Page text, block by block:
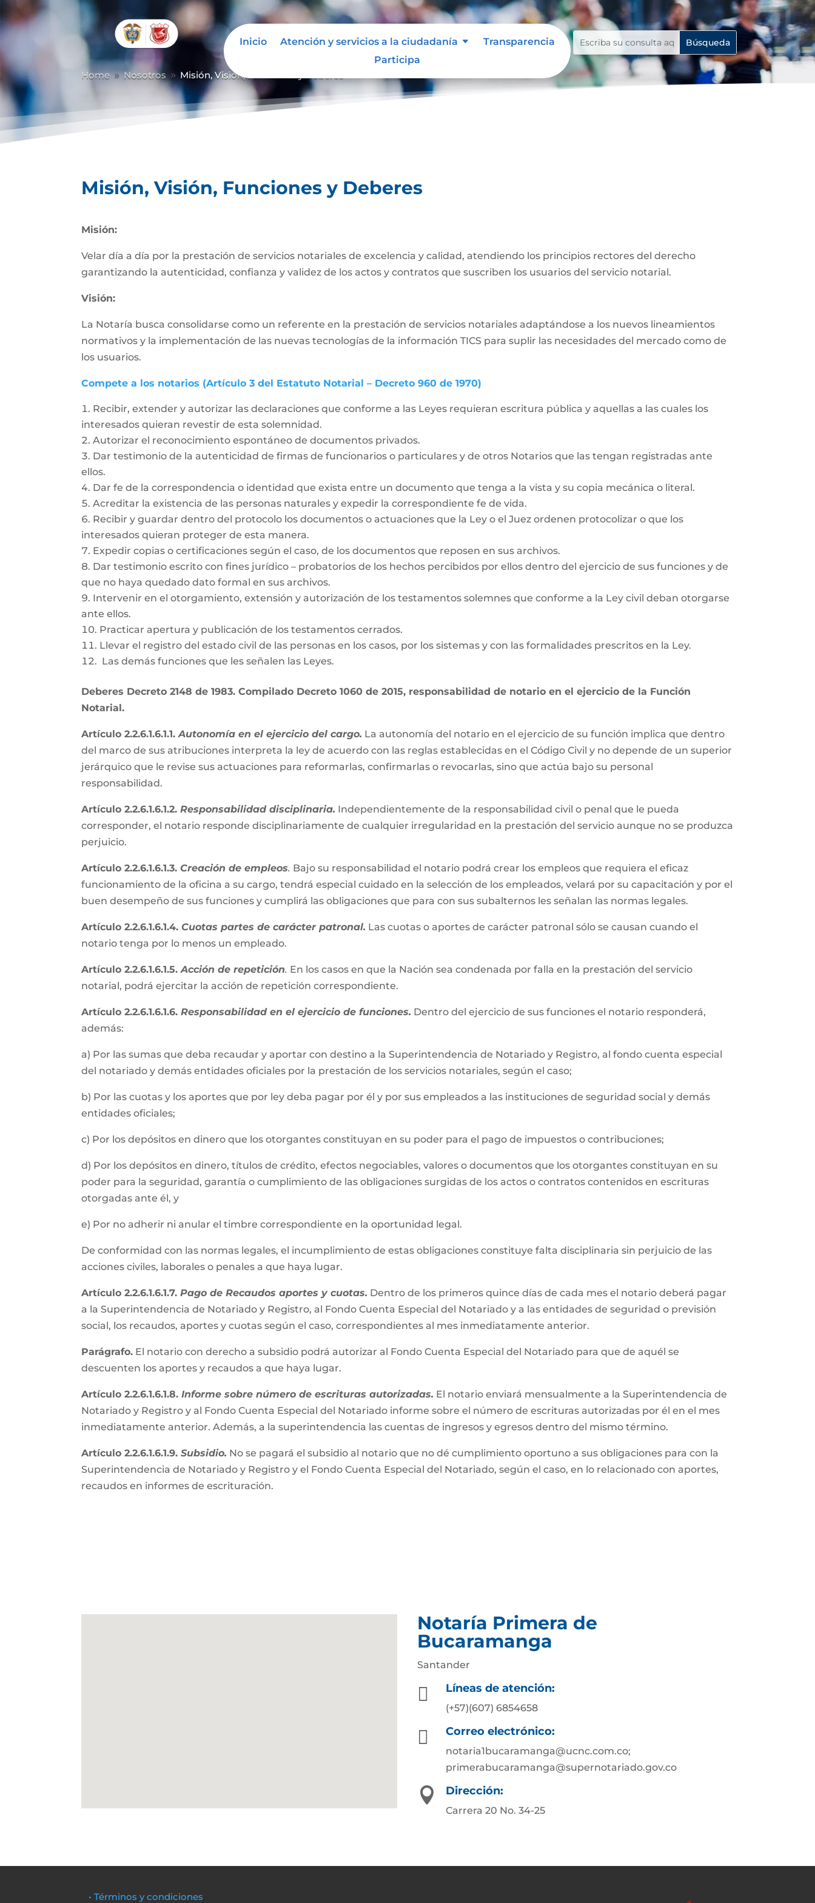
Inicio Atención y servicios a la ciudadanía
Transparencia
Participa
Home 9 Nosotros 9 Misión, Visión, Funciones y Deberes
Misión, Visión, Funciones y Deberes
Misión:
Velar día a día por la prestación de servicios notariales de excelencia y calidad, atendiendo los principios rectores del derecho
garantizando la autenticidad, confianza y validez de los actos y contratos que suscriben los usuarios del servicio notarial.
Visión:
La Notaría busca consolidarse como un referente en la prestación de servicios notariales adaptándose a los nuevos lineamientos
normativos y la implementación de las nuevas tecnologías de la información TICS para suplir las necesidades del mercado como de
los usuarios.
Compete a los notarios (Artículo 3 del Estatuto Notarial – Decreto 960 de 1970)
Recibir, extender y autorizar las declaraciones que conforme a las Leyes requieran escritura pública y aquellas a las cuales los
interesados quieran revestir de esta solemnidad.
Autorizar el reconocimiento espontáneo de documentos privados.
Dar testimonio de la autenticidad de firmas de funcionarios o particulares y de otros Notarios que las tengan registradas ante
ellos.
Dar fe de la correspondencia o identidad que exista entre un documento que tenga a la vista y su copia mecánica o literal.
Acreditar la existencia de las personas naturales y expedir la correspondiente fe de vida.
Recibir y guardar dentro del protocolo los documentos o actuaciones que la Ley o el Juez ordenen protocolizar o que los
interesados quieran proteger de esta manera.
Expedir copias o certificaciones según el caso, de los documentos que reposen en sus archivos.
Dar testimonio escrito con fines jurídico – probatorios de los hechos percibidos por ellos dentro del ejercicio de sus funciones y de
que no haya quedado dato formal en sus archivos.
Intervenir en el otorgamiento, extensión y autorización de los testamentos solemnes que conforme a la Ley civil deban otorgarse
ante ellos.
Practicar apertura y publicación de los testamentos cerrados.
Llevar el registro del estado civil de las personas en los casos, por los sistemas y con las formalidades prescritos en la Ley.
Las demás funciones que les señalen las Leyes.
Deberes Decreto 2148 de 1983. Compilado Decreto 1060 de 2015, responsabilidad de notario en el ejercicio de la Función
Notarial.
Artículo 2.2.6.1.6.1.1.Autonomía en el ejercicio del cargo. La autonomía del notario en el ejercicio de su función implica que dentro
del marco de sus atribuciones interpreta la ley de acuerdo con las reglas establecidas en el Código Civil y no depende de un superior
jerárquico que le revise sus actuaciones para reformarlas, confirmarlas o revocarlas, sino que actúa bajo su personal
responsabilidad.
Artículo 2.2.6.1.6.1.2. Responsabilidad disciplinaria. Independientemente de la responsabilidad civil o penal que le pueda
corresponder, el notario responde disciplinariamente de cualquier irregularidad en la prestación del servicio aunque no se produzca
perjuicio.
Artículo 2.2.6.1.6.1.3.Creación de empleos. Bajo su responsabilidad el notario podrá crear los empleos que requiera el eficaz
funcionamiento de la oficina a su cargo, tendrá especial cuidado en la selección de los empleados, velará por su capacitación y por el
buen desempeño de sus funciones y cumplirá las obligaciones que para con sus subalternos les señalan las normas legales.
Artículo 2.2.6.1.6.1.4.Cuotas partes de carácter patronal. Las cuotas o aportes de carácter patronal sólo se causan cuando el
notario tenga por lo menos un empleado.
Artículo 2.2.6.1.6.1.5.Acción de repetición. En los casos en que la Nación sea condenada por falla en la prestación del servicio
notarial, podrá ejercitar la acción de repetición correspondiente.
Artículo 2.2.6.1.6.1.6.Responsabilidad en el ejercicio de funciones. Dentro del ejercicio de sus funciones el notario responderá,
además:
a) Por las sumas que deba recaudar y aportar con destino a la Superintendencia de Notariado y Registro, al fondo cuenta especial
del notariado y demás entidades oficiales por la prestación de los servicios notariales, según el caso;
b) Por las cuotas y los aportes que por ley deba pagar por él y por sus empleados a las instituciones de seguridad social y demás
entidades oficiales;
c) Por los depósitos en dinero que los otorgantes constituyan en su poder para el pago de impuestos o contribuciones;
d) Por los depósitos en dinero, títulos de crédito, efectos negociables, valores o documentos que los otorgantes constituyan en su
poder para la seguridad, garantía o cumplimiento de las obligaciones surgidas de los actos o contratos contenidos en escrituras
otorgadas ante él, y
e) Por no adherir ni anular el timbre correspondiente en la oportunidad legal.
De conformidad con las normas legales, el incumplimiento de estas obligaciones constituye falta disciplinaria sin perjuicio de las
acciones civiles, laborales o penales a que haya lugar.
Artículo 2.2.6.1.6.1.7.Pago de Recaudos aportes y cuotas. Dentro de los primeros quince días de cada mes el notario deberá pagar
a la Superintendencia de Notariado y Registro, al Fondo Cuenta Especial del Notariado y a las entidades de seguridad o previsión
social, los recaudos, aportes y cuotas según el caso, correspondientes al mes inmediatamente anterior.
Parágrafo. El notario con derecho a subsidio podrá autorizar al Fondo Cuenta Especial del Notariado para que de aquél se
descuenten los aportes y recaudos a que haya lugar.
Artículo 2.2.6.1.6.1.8.Informe sobre número de escrituras autorizadas. El notario enviará mensualmente a la Superintendencia de
Notariado y Registro y al Fondo Cuenta Especial del Notariado informe sobre el número de escrituras autorizadas por él en el mes
inmediatamente anterior. Además, a la superintendencia las cuentas de ingresos y egresos dentro del mismo término.
Artículo 2.2.6.1.6.1.9.Subsidio. No se pagará el subsidio al notario que no dé cumplimiento oportuno a sus obligaciones para con la
Superintendencia de Notariado y Registro y el Fondo Cuenta Especial del Notariado, según el caso, en lo relacionado con aportes,
recaudos en informes de escrituración.
Notaría Primera de
Bucaramanga
Santander
 Líneas de atención:
(+57)(607) 6854658
 Correo electrónico:
notaria1bucaramanga@ucnc.com.co;
primerabucaramanga@supernotariado.gov.co
 Dirección:
Carrera 20 No. 34-25
• Términos y condiciones